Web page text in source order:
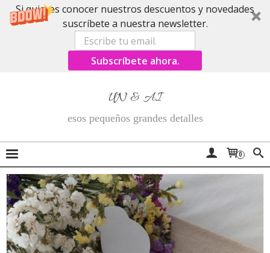
Si quieres conocer nuestros descuentos y novedades
suscríbete a nuestra newsletter.
Subscríbete ahora.
UN & AI
esos pequeños grandes detalles
0